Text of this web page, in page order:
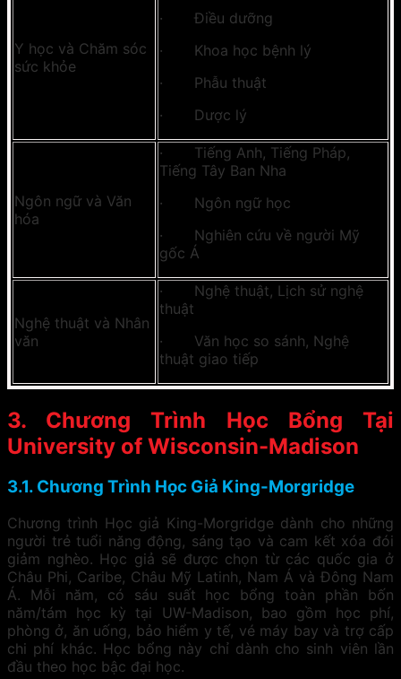
Y học và Chăm sóc
sức khỏe
· Điều dưỡng
· Khoa học bệnh lý
· Phẫu thuật
· Dược lý
Ngôn ngữ và Văn
hóa
· Tiếng Anh, Tiếng Pháp,
Tiếng Tây Ban Nha
· Ngôn ngữ học
· Nghiên cứu về người Mỹ
gốc Á
Nghệ thuật và Nhân
văn
· Nghệ thuật, Lịch sử nghệ
thuật
· Văn học so sánh, Nghệ
thuật giao tiếp
3. Chương Trình Học Bổng Tại
University of Wisconsin-Madison
3.1. Chương Trình Học Giả King-Morgridge
Chương trình Học giả King-Morgridge dành cho những
người trẻ tuổi năng động, sáng tạo và cam kết xóa đói
giảm nghèo. Học giả sẽ được chọn từ các quốc gia ở
Châu Phi, Caribe, Châu Mỹ Latinh, Nam Á và Đông Nam
Á. Mỗi năm, có sáu suất học bổng toàn phần bốn
năm/tám học kỳ tại UW-Madison, bao gồm học phí,
phòng ở, ăn uống, bảo hiểm y tế, vé máy bay và trợ cấp
chi phí khác. Học bổng này chỉ dành cho sinh viên lần
đầu theo học bậc đại học.